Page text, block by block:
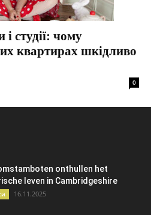
студії: чому
квартирах шкідливо
0
onthullen het
leven in Cambridgeshire
16.11.2025